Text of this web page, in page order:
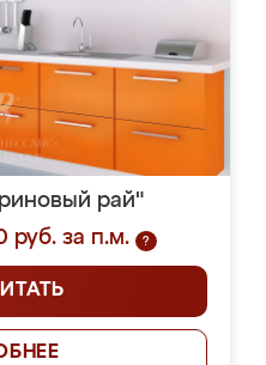
рай"
руб. за п.м.
?